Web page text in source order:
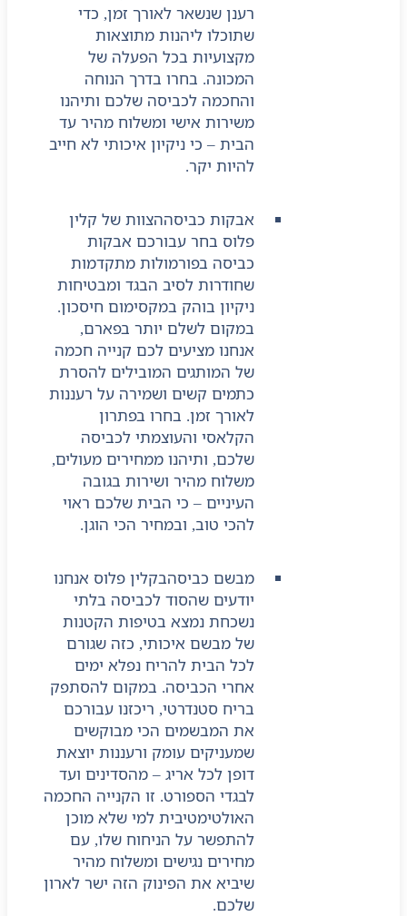
רענן שנשאר לאורך זמן, כדי
שתוכלו ליהנות מתוצאות
מקצועיות בכל הפעלה של
המכונה. בחרו בדרך הנוחה
והחכמה לכביסה שלכם ותיהנו
משירות אישי ומשלוח מהיר עד
הבית – כי ניקיון איכותי לא חייב
להיות יקר.
אבקות כביסההצוות של קלין
פלוס בחר עבורכם אבקות
כביסה בפורמולות מתקדמות
שחודרות לסיב הבגד ומבטיחות
ניקיון בוהק במקסימום חיסכון.
במקום לשלם יותר בפארם,
אנחנו מציעים לכם קנייה חכמה
של המותגים המובילים להסרת
כתמים קשים ושמירה על רעננות
לאורך זמן. בחרו בפתרון
הקלאסי והעוצמתי לכביסה
שלכם, ותיהנו ממחירים מעולים,
משלוח מהיר ושירות בגובה
העיניים – כי הבית שלכם ראוי
להכי טוב, ובמחיר הכי הוגן.
מבשם כביסהבקלין פלוס אנחנו
יודעים שהסוד לכביסה בלתי
נשכחת נמצא בטיפות הקטנות
של מבשם איכותי, כזה שגורם
לכל הבית להריח נפלא ימים
אחרי הכביסה. במקום להסתפק
בריח סטנדרטי, ריכזנו עבורכם
את המבשמים הכי מבוקשים
שמעניקים עומק ורעננות יוצאת
דופן לכל אריג – מהסדינים ועד
לבגדי הספורט. זו הקנייה החכמה
האולטימטיבית למי שלא מוכן
להתפשר על הניחוח שלו, עם
מחירים נגישים ומשלוח מהיר
שיביא את הפינוק הזה ישר לארון
שלכם.